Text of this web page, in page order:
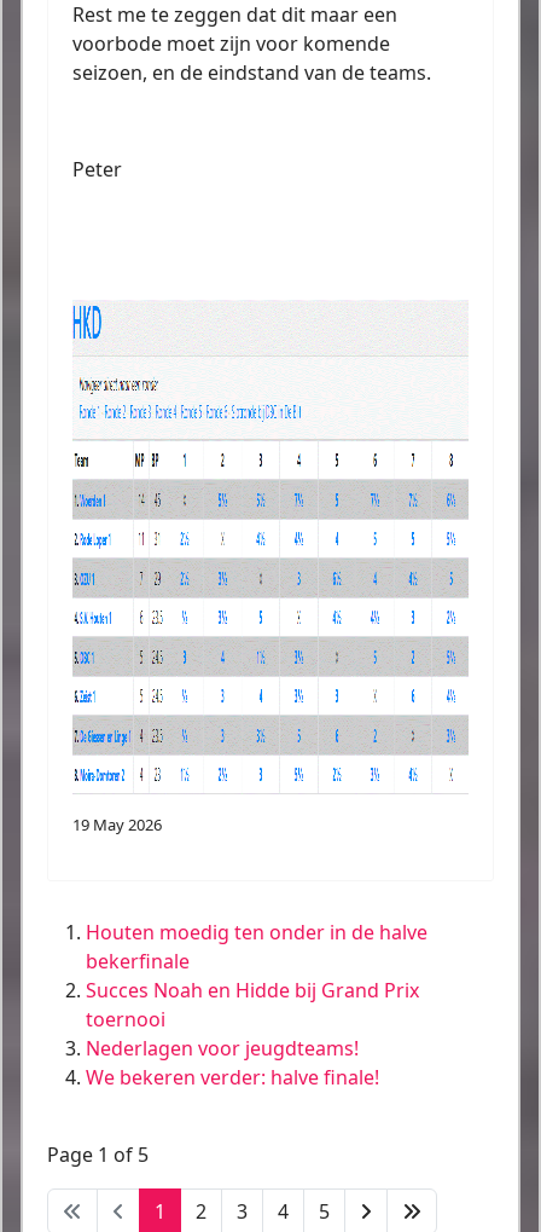
Rest me te zeggen dat dit maar een
voorbode moet zijn voor komende
seizoen, en de eindstand van de teams.
Peter
19 May 2026
Houten moedig ten onder in de halve
bekerfinale
Succes Noah en Hidde bij Grand Prix
toernooi
Nederlagen voor jeugdteams!
We bekeren verder: halve finale!
Page 1 of 5
1 2 3 4 5